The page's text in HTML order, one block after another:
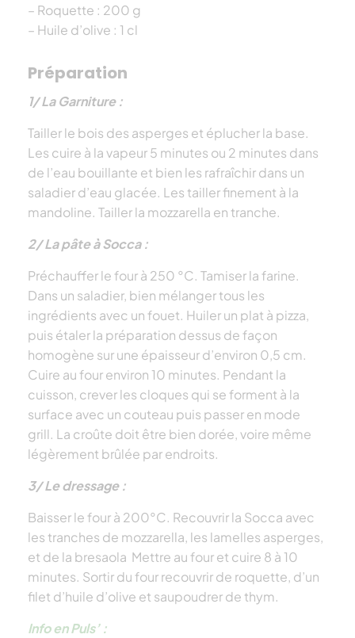
– Roquette : 200 g
– Huile d’olive : 1 cl
Préparation
1/ La Garniture :
Tailler le bois des asperges et éplucher la base.
Les cuire à la vapeur 5 minutes ou 2 minutes dans
de l’eau bouillante et bien les rafraîchir dans un
saladier d’eau glacée. Les tailler finement à la
mandoline. Tailler la mozzarella en tranche.
2/ La pâte à Socca :
Préchauffer le four à 250 °C. Tamiser la farine.
Dans un saladier, bien mélanger tous les
ingrédients avec un fouet. Huiler un plat à pizza,
puis étaler la préparation dessus de façon
homogène sur une épaisseur d’environ 0,5 cm.
Cuire au four environ 10 minutes. Pendant la
cuisson, crever les cloques qui se forment à la
surface avec un couteau puis passer en mode
grill. La croûte doit être bien dorée, voire même
légèrement brûlée par endroits.
3/ Le dressage :
Baisser le four à 200°C. Recouvrir la Socca avec
les tranches de mozzarella, les lamelles asperges,
et de la bresaola Mettre au four et cuire 8 à 10
minutes. Sortir du four recouvrir de roquette, d’un
filet d’huile d’olive et saupoudrer de thym.
Info en Puls’ :